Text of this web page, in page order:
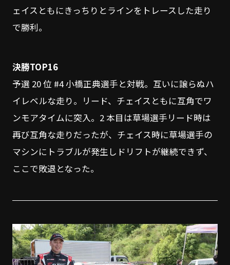
ェイスともにきっちりとラインをトレースした走り
で勝利。
決勝TOP16
予選 20 位 #4 小橋正典選手と対戦。互いに譲らぬハ
イレベルな走り。リード、チェイスともに互角でワ
ンモアタイムに突入。2 本目は草場選手リード時は
再び互角な走りだったが、チェイス時に草場選手の
マシンにトラブルが発生しドリフトが継続できず、
ここで敗退となった。